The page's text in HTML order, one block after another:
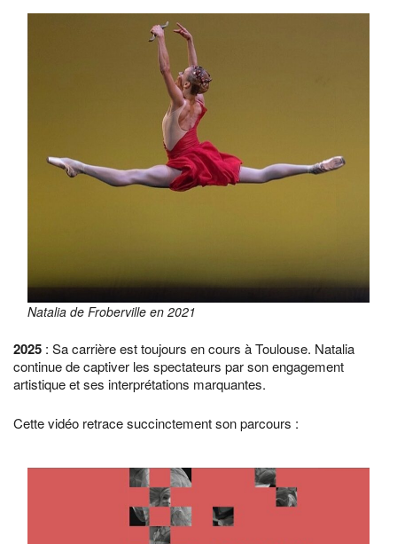
Natalia de Froberville en 2021
2025 : Sa carrière est toujours en cours à Toulouse. Natalia
continue de captiver les spectateurs par son engagement
artistique et ses interprétations marquantes.
Cette vidéo retrace succinctement son parcours :